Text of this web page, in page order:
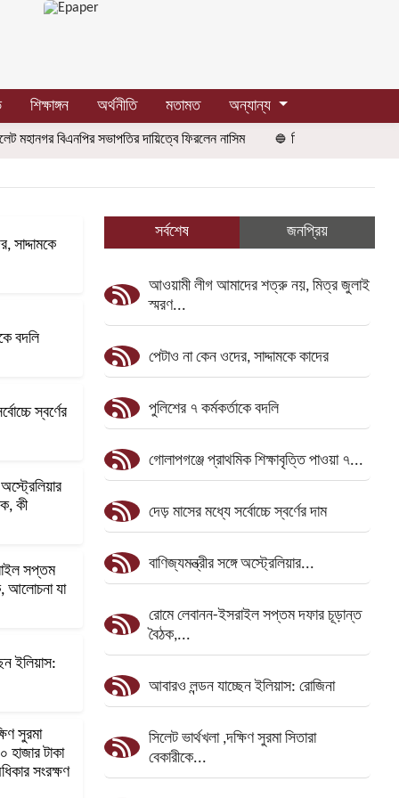
শিক্ষাঙ্গন অর্থনীতি মতামত অন্যান্য
বিএনপির সভাপতির দায়িত্বে ফিরলেন নাসিম শিশু ফাহিমা হত্যা: জাকিরের
সাদ্দামকে
বদলি
স্বর্ণের
অস্ট্রেলিয়ার
কী
সপ্তম
আলোচনা যা
ইলিয়াস:
সুরমা
হাজার টাকা
সংরক্ষণ
সর্বশেষ জনপ্রিয়
আওয়ামী লীগ আমাদের শত্রু নয়, মিত্র জুলাই
স্মরণ...
পেটাও না কেন ওদের, সাদ্দামকে কাদের
পুলিশের ৭ কর্মকর্তাকে বদলি
গোলাপগঞ্জে প্রাথমিক শিক্ষাবৃত্তি পাওয়া ৭...
দেড় মাসের মধ্যে সর্বোচ্চে স্বর্ণের দাম
বাণিজ্যমন্ত্রীর সঙ্গে অস্ট্রেলিয়ার...
রোমে লেবানন-ইসরাইল সপ্তম দফার চূড়ান্ত
বৈঠক,...
আবারও লন্ডন যাচ্ছেন ইলিয়াস: রোজিনা
সিলেট ভার্থখলা ,দক্ষিণ সুরমা সিতারা
বেকারীকে...